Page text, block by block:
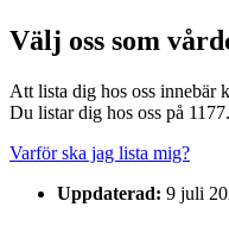
Välj oss som
Att lista dig hos oss innebär
Du listar dig hos oss på 1177.
Varför ska jag lista mig?
Uppdaterad: 9 juli